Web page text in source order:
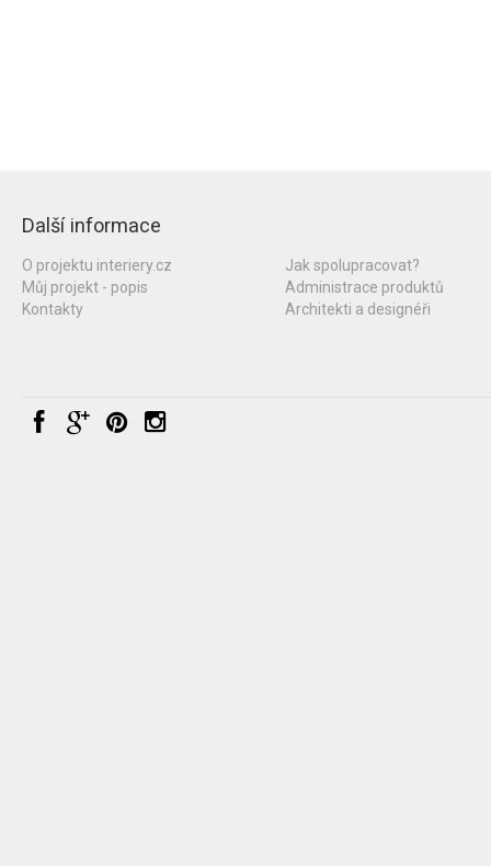
Další informace
O projektu interiery.cz
Můj projekt - popis
Kontakty
Jak spolupracovat?
Administrace produktů
Architekti a designéři